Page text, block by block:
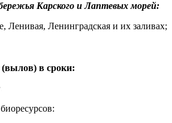
Карского и Лаптевых морей:
Ленивая, Ленинградская и их заливах;
в сроки: